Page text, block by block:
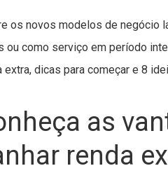
os novos modelos de negócio
ou como serviço em período
extra, dicas para começar e 8
as
renda